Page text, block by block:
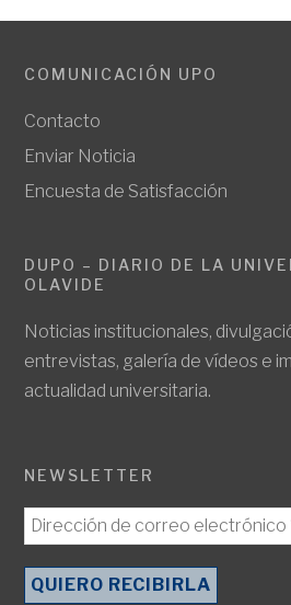
COMUNICACIÓN UPO
Contacto
Enviar Noticia
Encuesta de Satisfacción
DUPO – DIARIO DE LA
OLAVIDE
Noticias institucionales,
entrevistas, galería de vídeos e
actualidad universitaria.
NEWSLETTER